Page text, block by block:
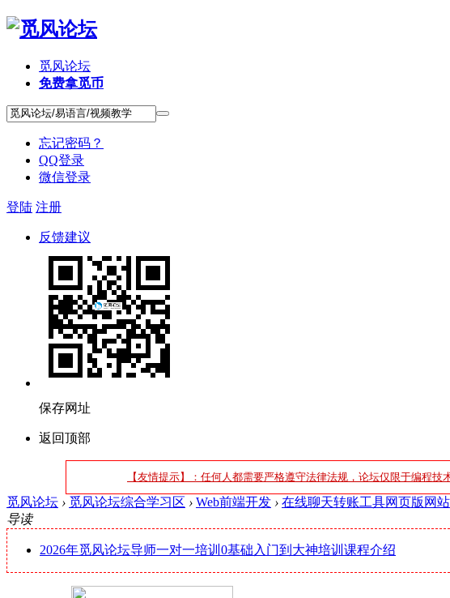
觅风论坛
免费拿觅币
忘记密码？
QQ登录
微信登录
登陆 注册
反馈建议
保存网址
返回顶部
【友情提示】：任何人都需要严格遵守法律法规，论坛仅限于编程
觅风论坛 › 觅风论坛综合学习区 › Web前端开发 › 在线聊天转账工具网页版网
导读
2026年觅风论坛导师一对一培训0基础入门到大神培训课程介绍